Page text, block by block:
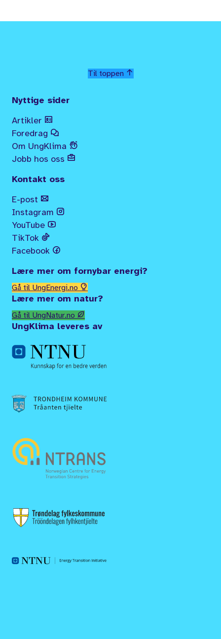
Til toppen
Nyttige sider
Artikler
Foredrag
Om UngKlima
Jobb hos oss
Kontakt oss
E-post
Instagram
YouTube
TikTok
Facebook
Lære mer om fornybar energi?
Gå til UngEnergi.no
Lære mer om natur?
Gå til UngNatur.no
UngKlima leveres av